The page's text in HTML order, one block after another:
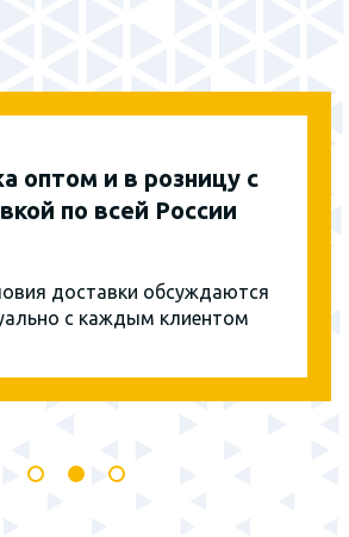
оптом и в розницу с
по всей России
доставки обсуждаются
с каждым клиентом